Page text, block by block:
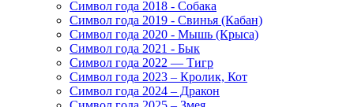
Символ года 2018 - Собака
Символ года 2019 - Свинья (Кабан)
Символ года 2020 - Мышь (Крыса)
Символ года 2021 - Бык
Символ года 2022 — Тигр
Символ года 2023 – Кролик, Кот
Символ года 2024 – Дракон